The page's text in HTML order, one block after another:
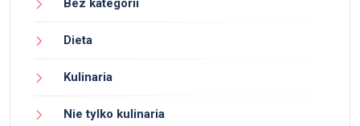
Bez kategorii
Dieta
Kulinaria
Nie tylko kulinaria